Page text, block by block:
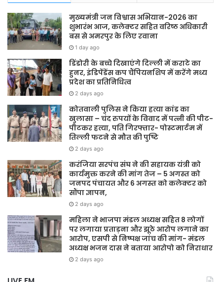
मुख्यमंत्री जन विश्वास अभियान-2026 का
शुभारंभ आज, कलेक्टर सहित वरिष्ठ अधिकारी
बस से अमरपुर के लिए रवाना
1 day ago
डिंडोरी के बच्चे दिखाएंगे दिल्ली में कराटे का
हुनर, इंडिपेंडेंस कप चैंपियनशिप में करेंगे मध्य
प्रदेश का प्रतिनिधित्व
2 days ago
कोतवाली पुलिस ने किया हत्या कांड का
खुलासा – चंद रुपयों के विवाद में पत्नी की पीट-
पीटकर हत्या, पति गिरफ्तार- पोस्टमार्टम में
तिल्ली फटने से मौत की पुष्टि
2 days ago
करंजिया सरपंच संघ ने की सहायक यंत्री को
कार्यमुक्त करने की मांग तेज – 5 अगस्त को
जनपद पंचायत और 6 अगस्त को कलेक्टर को
सौंपा ज्ञापन,
2 days ago
महिला ने भाजपा मंडल अध्यक्ष सहित 8 लोगों
पर लगाया प्रताड़ना और झूठे आरोप लगाने का
आरोप, एसपी से निष्पक्ष जांच की मांग- मंडल
अध्यक्ष भजन दास ने बताया आरोपो को निराधार
2 days ago